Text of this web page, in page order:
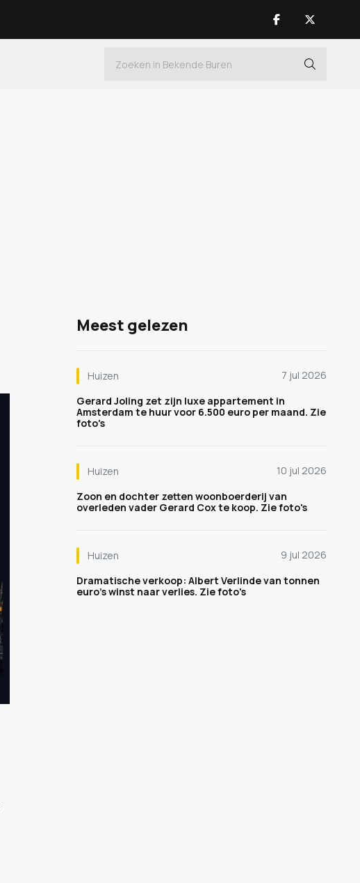
Meest gelezen
Huizen
7 jul 2026
Gerard Joling zet zijn luxe appartement in
Amsterdam te huur voor 6.500 euro per maand. Zie
foto's
Huizen
10 jul 2026
Zoon en dochter zetten woonboerderij van
overleden vader Gerard Cox te koop. Zie foto's
Huizen
9 jul 2026
Dramatische verkoop: Albert Verlinde van tonnen
euro's winst naar verlies. Zie foto's